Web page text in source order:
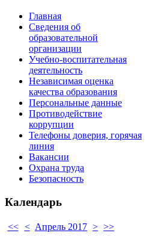
Главная
Сведения об
образовательной
организации
Учебно-воспитательная
деятельность
Независимая оценка
качества образования
Персональные данные
Противодействие
коррупции
Телефоны доверия, горячая
линия
Вакансии
Охрана труда
Безопасность
Календарь
<< < Апрель 2017 > >>